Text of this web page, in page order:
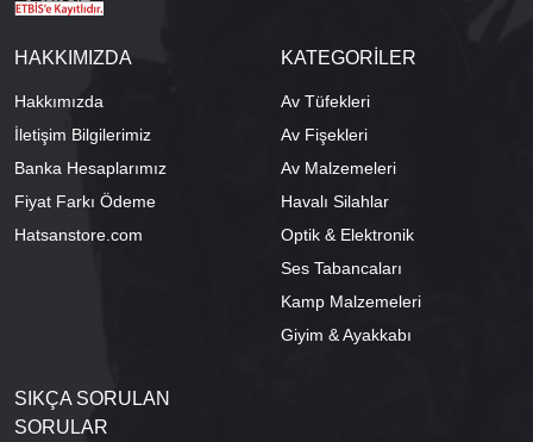
HAKKIMIZDA
Hakkımızda
İletişim Bilgilerimiz
Banka Hesaplarımız
Fiyat Farkı Ödeme
Hatsanstore.com
KATEGORİLER
Av Tüfekleri
Av Fişekleri
Av Malzemeleri
Havalı Silahlar
Optik & Elektronik
Ses Tabancaları
Kamp Malzemeleri
Giyim & Ayakkabı
SIKÇA SORULAN
SORULAR